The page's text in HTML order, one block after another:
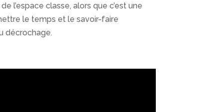
l’espace classe, alors que c’est une
le temps et le savoir-faire
décrochage.